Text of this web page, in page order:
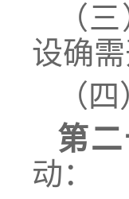
（
设确需
（
第
动：